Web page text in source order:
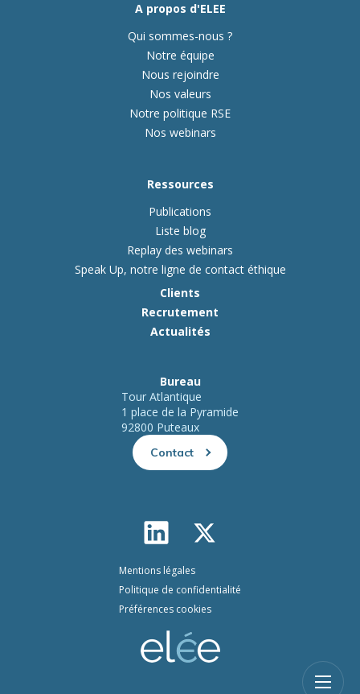
A propos d'ELEE
Qui sommes-nous ?
Notre équipe
Nous rejoindre
Nos valeurs
Notre politique RSE
Nos webinars
Ressources
Publications
Liste blog
Replay des webinars
Speak Up, notre ligne de contact éthique
Clients
Recrutement
Actualités
Bureau
Tour Atlantique
1 place de la Pyramide
92800 Puteaux
Contact
Mentions légales
Politique de confidentialité
Préférences cookies